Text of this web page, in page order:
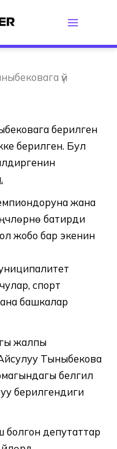
үй
берилген
берилген. Бул
жана
батирди
жобо бар экенин
спорт
башкалар
жалпы
Тыныбекова
белгилүү
берилгендиги
депутаттар